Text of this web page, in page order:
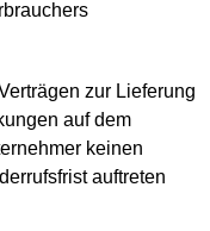
zur Lieferung
auf dem
keinen
auftreten